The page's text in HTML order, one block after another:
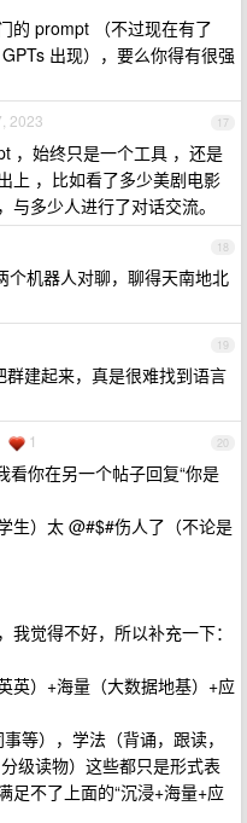
的 prompt （不过现在有了
出现），要么你得有很强
17
2023
，始终只是一个工具 ，还是
上 ，比如看了多少美剧电影
多少人进行了对话交流。
18
机器人对聊，聊得天南地北
19
群建起来，真是很难找到语言
20
1
看你在另一个帖子回复“你是
生）太 @#$#伤人了（不论是
觉得不好，所以补充一下：
英）+海量（大数据地基）+应
等），学法（背诵，跟读，
级读物）这些都只是形式表
足不了上面的“沉浸+海量+应